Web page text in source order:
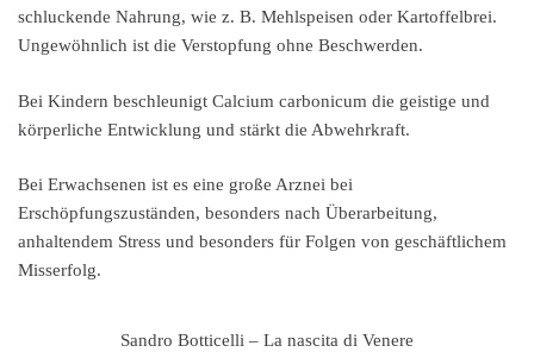
schluckende Nahrung, wie z. B. Mehlspeisen oder Kartoffelbrei.
Ungewöhnlich ist die Verstopfung ohne Beschwerden.
Bei Kindern beschleunigt Calcium carbonicum die geistige und
körperliche Entwicklung und stärkt die Abwehrkraft.
Bei Erwachsenen ist es eine große Arznei bei
Erschöpfungszuständen, besonders nach Überarbeitung,
anhaltendem Stress und besonders für Folgen von geschäftlichem
Misserfolg.
Sandro Botticelli – La nascita di Venere